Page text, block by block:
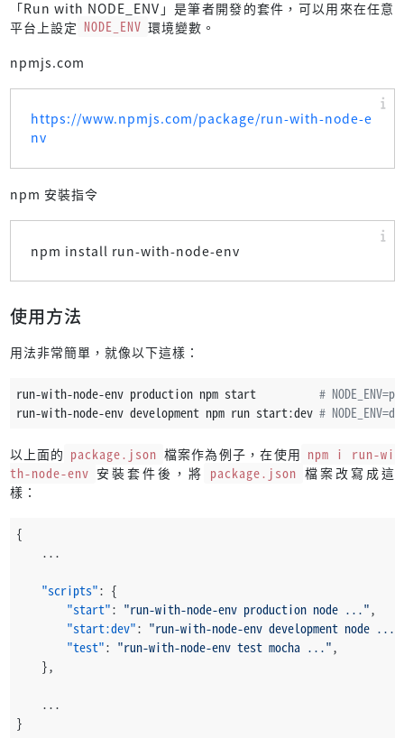
「Run with NODE_ENV」是筆者開發的套件，可以用來在任意
平台上設定 NODE_ENV 環境變數。
npmjs.com
https://www.npmjs.com/package/run-with-node-e
nv
npm 安裝指令
npm install run-with-node-env
使用方法
用法非常簡單，就像以下這樣：
run-with-node-env production npm start #
run-with-node-env development npm run start:dev #
以上面的 package.json 檔案作為例子，在使用 npm i run-wi
th-node-env 安裝套件後，將 package.json 檔案改寫成這
樣：
{
    ...
"scripts": {
"start": "run-with-node-env production node ...",
"start:dev": "run-with-node-env development node ..."
"test": "run-with-node-env test mocha ...",
},
    ...
}